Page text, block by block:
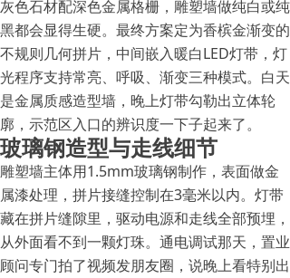
灰色石材配深色金属格栅，雕塑墙做纯白或纯
黑都会显得生硬。最终方案定为香槟金渐变的
不规则几何拼片，中间嵌入暖白LED灯带，灯
光程序支持常亮、呼吸、渐变三种模式。白天
是金属质感造型墙，晚上灯带勾勒出立体轮
廓，示范区入口的辨识度一下子起来了。
玻璃钢造型与走线细节
雕塑墙主体用1.5mm玻璃钢制作，表面做金
属漆处理，拼片接缝控制在3毫米以内。灯带
藏在拼片缝隙里，驱动电源和走线全部预埋，
从外面看不到一颗灯珠。通电调试那天，置业
顾问专门拍了视频发朋友圈，说晚上看特别出